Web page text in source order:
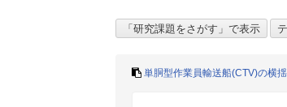
単胴型作業員輸送船(CTV)の横